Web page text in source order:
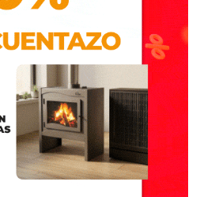
vuelve y nadie habla
Una chispa, una contraseña,
del todo aquello que
vivos. (07-06-26).